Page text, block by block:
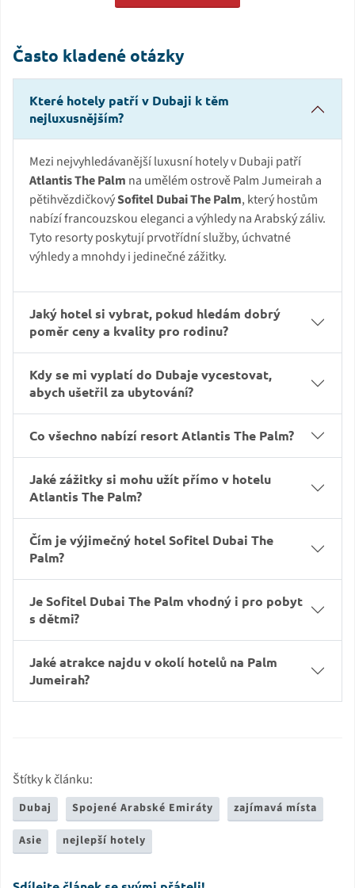
Často kladené otázky
Které hotely patří v Dubaji k těm
nejluxusnějším?
Mezi nejvyhledávanější luxusní hotely v Dubaji patří
Atlantis The Palm na umělém ostrově Palm Jumeirah a
pětihvězdičkovýSofitel Dubai The Palm, který hostům
nabízí francouzskou eleganci a výhledy na Arabský záliv.
Tyto resorty poskytují prvotřídní služby, úchvatné
výhledy a mnohdy i jedinečné zážitky.
Jaký hotel si vybrat, pokud hledám dobrý
poměr ceny a kvality pro rodinu?
Kdy se mi vyplatí do Dubaje vycestovat,
abych ušetřil za ubytování?
Co všechno nabízí resort Atlantis The Palm?
Jaké zážitky si mohu užít přímo v hotelu
Atlantis The Palm?
Čím je výjimečný hotel Sofitel Dubai The
Palm?
Je Sofitel Dubai The Palm vhodný i pro pobyt
s dětmi?
Jaké atrakce najdu v okolí hotelů na Palm
Jumeirah?
Štítky k článku:
Dubaj Spojené Arabské Emiráty zajímavá místa
Asie nejlepší hotely